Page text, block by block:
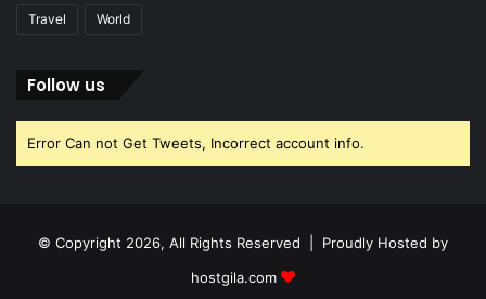
Travel World
Follow us
Error Can not Get Tweets, Incorrect account info.
© Copyright 2026, All Rights Reserved | Proudly Hosted by
hostgila.com